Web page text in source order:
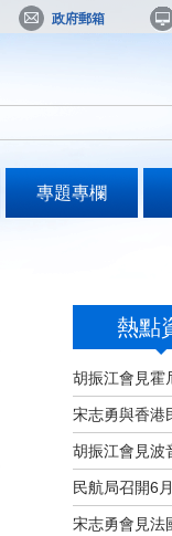
政府郵箱
專題專欄
熱點
宋志勇與香港
民航局召開6
宋志勇會見法